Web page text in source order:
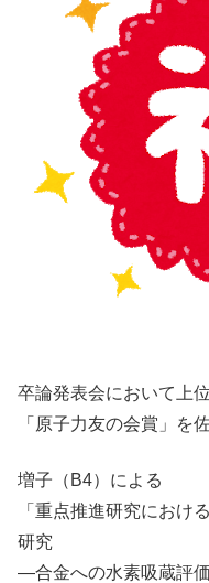
卒論発表会において上
「原子力友の会賞」を
増子（B4）による
「重点推進研究におけ
研究
―合金への水素吸蔵評